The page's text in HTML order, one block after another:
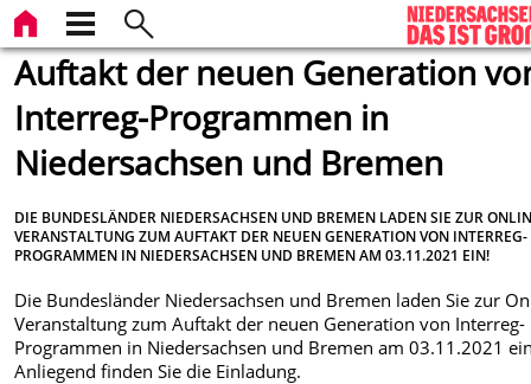
Auftakt der neuen Generation
Interreg-Programmen in
Niedersachsen und Bremen
DIE BUNDESLÄNDER NIEDERSACHSEN UND BREMEN LADEN SIE ZUR
VERANSTALTUNG ZUM AUFTAKT DER NEUEN GENERATION VON INTERREG-
PROGRAMMEN IN NIEDERSACHSEN UND BREMEN AM 03.11.2021 EIN!
Die Bundesländer Niedersachsen und Bremen laden Sie zur
Veranstaltung zum Auftakt der neuen Generation von Interreg-
Programmen in Niedersachsen und Bremen am 03.11.2021
Anliegend finden Sie die Einladung.